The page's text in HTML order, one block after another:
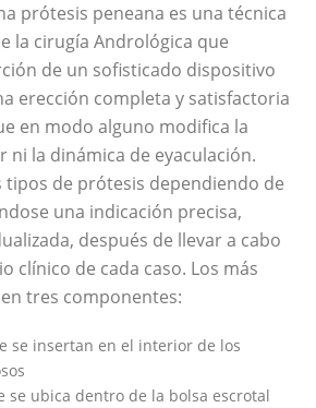
prótesis peneana es una técnica
la cirugía Andrológica que
de un sofisticado dispositivo
erección completa y satisfactoria
en modo alguno modifica la
ni la dinámica de eyaculación.
tipos de prótesis dependiendo de
una indicación precisa,
después de llevar a cabo
clínico de cada caso. Los más
tres componentes:
se insertan en el interior de los
se ubica dentro de la bolsa escrotal